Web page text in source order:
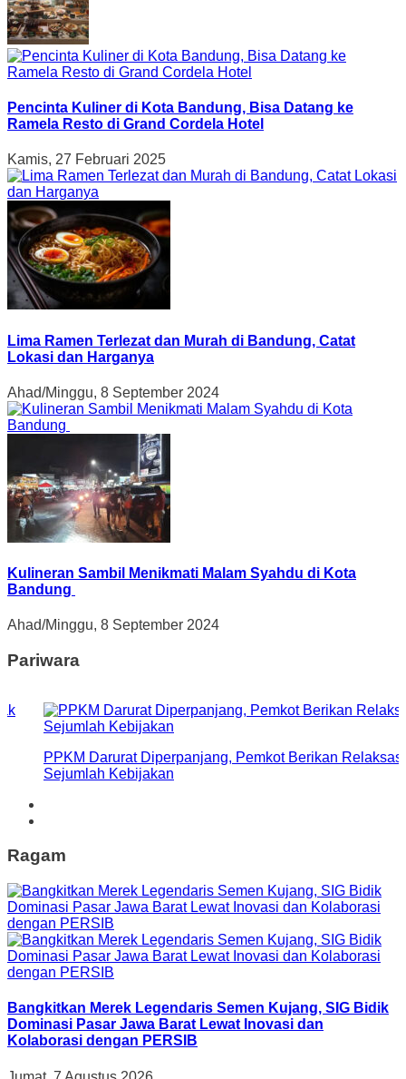
Pencinta Kuliner di Kota Bandung, Bisa Datang ke
Ramela Resto di Grand Cordela Hotel
Kamis, 27 Februari 2025
Lima Ramen Terlezat dan Murah di Bandung, Catat
Lokasi dan Harganya
Ahad/Minggu, 8 September 2024
Kulineran Sambil Menikmati Malam Syahdu di Kota
Bandung
Ahad/Minggu, 8 September 2024
Pariwara
PPKM Darurat Diperpanjang, Pemkot Berikan Relaksasi
Sejumlah Kebijakan
Ragam
Bangkitkan Merek Legendaris Semen Kujang, SIG Bidik
Dominasi Pasar Jawa Barat Lewat Inovasi dan
Kolaborasi dengan PERSIB